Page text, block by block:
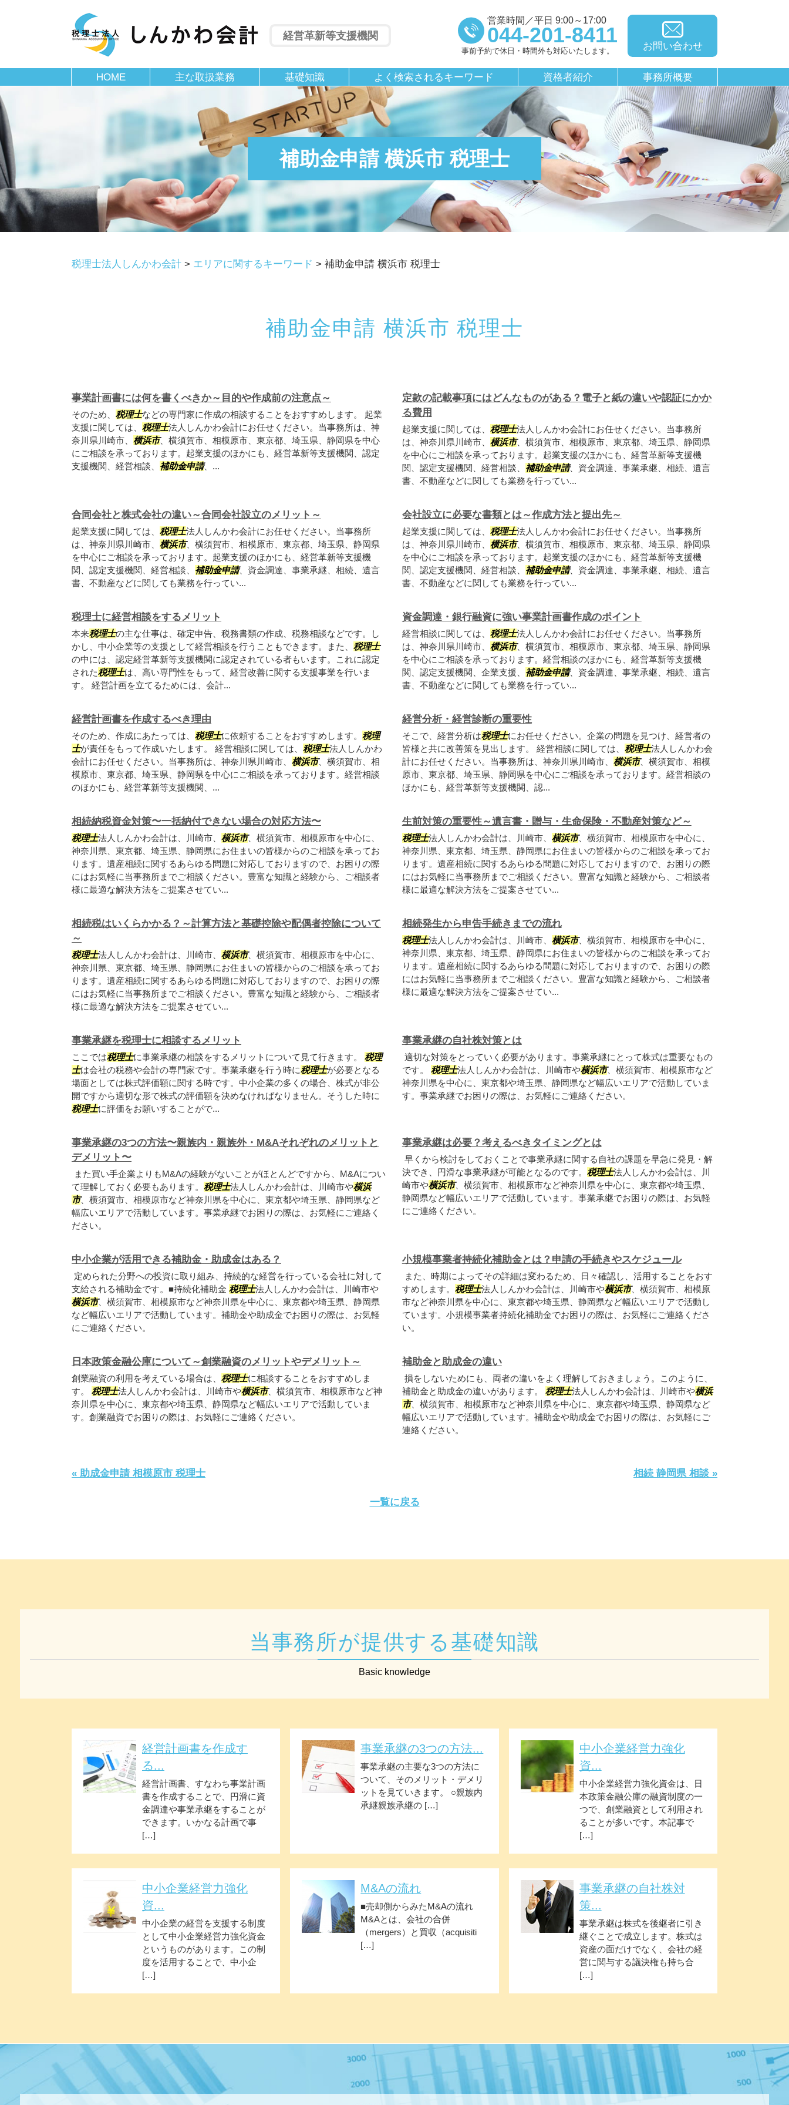
補助金申請 横浜市 税理士
経営革新等支援機関
営業時間／平日 9:00～17:00
044-201-8411
事前予約で休日・時間外も対応いたします。 お問い合わせ
HOME 主な取扱業務 基礎知識 よく検索されるキーワード 資格者紹介 事務所概要
税理士法人しんかわ会計 > エリアに関するキーワード > 補助金申請 横浜市 税理士
補助金申請 横浜市 税理士
事業計画書には何を書くべきか～目的や作成前の注意点～
そのため、 税理士などの専門家に作成の相談することをおすすめします。 起業
支援に関しては、 税理士法人しんかわ会計にお任せください。当事務所は、神
奈川県川崎市、 横浜市、横須賀市、相模原市、東京都、埼玉県、静岡県を中心
にご相談を承っております。起業支援のほかにも、経営革新等支援機関、認定
支援機関、経営相談、 補助金申請、...
定款の記載事項にはどんなものがある？電子と紙の違いや認証にかか
る費用
起業支援に関しては、 税理士法人しんかわ会計にお任せください。当事務所
は、神奈川県川崎市、 横浜市、横須賀市、相模原市、東京都、埼玉県、静岡県
を中心にご相談を承っております。起業支援のほかにも、経営革新等支援機
関、認定支援機関、経営相談、 補助金申請、資金調達、事業承継、相続、遺言
書、不動産などに関しても業務を行ってい...
合同会社と株式会社の違い～合同会社設立のメリット～
起業支援に関しては、 税理士法人しんかわ会計にお任せください。当事務所
は、神奈川県川崎市、 横浜市、横須賀市、相模原市、東京都、埼玉県、静岡県
を中心にご相談を承っております。起業支援のほかにも、経営革新等支援機
関、認定支援機関、経営相談、 補助金申請、資金調達、事業承継、相続、遺言
書、不動産などに関しても業務を行ってい...
会社設立に必要な書類とは～作成方法と提出先～
起業支援に関しては、 税理士法人しんかわ会計にお任せください。当事務所
は、神奈川県川崎市、 横浜市、横須賀市、相模原市、東京都、埼玉県、静岡県
を中心にご相談を承っております。起業支援のほかにも、経営革新等支援機
関、認定支援機関、経営相談、 補助金申請、資金調達、事業承継、相続、遺言
書、不動産などに関しても業務を行ってい...
税理士に経営相談をするメリット
本来税理士の主な仕事は、確定申告、税務書類の作成、税務相談などです。し
かし、中小企業等の支援として経営相談を行うこともできます。また、 税理士
の中には、認定経営革新等支援機関に認定されている者もいます。これに認定
された税理士は、高い専門性をもって、経営改善に関する支援事業を行いま
す。 経営計画を立てるためには、会計...
資金調達・銀行融資に強い事業計画書作成のポイント
経営相談に関しては、 税理士法人しんかわ会計にお任せください。当事務所
は、神奈川県川崎市、 横浜市、横須賀市、相模原市、東京都、埼玉県、静岡県
を中心にご相談を承っております。経営相談のほかにも、経営革新等支援機
関、認定支援機関、企業支援、 補助金申請、資金調達、事業承継、相続、遺言
書、不動産などに関しても業務を行ってい...
経営計画書を作成するべき理由
そのため、作成にあたっては、 税理士に依頼することをおすすめします。 税理
士が責任をもって作成いたします。 経営相談に関しては、 税理士法人しんかわ
会計にお任せください。当事務所は、神奈川県川崎市、 横浜市、横須賀市、相
模原市、東京都、埼玉県、静岡県を中心にご相談を承っております。経営相談
のほかにも、経営革新等支援機関、...
経営分析・経営診断の重要性
そこで、経営分析は税理士にお任せください。企業の問題を見つけ、経営者の
皆様と共に改善策を見出します。 経営相談に関しては、 税理士法人しんかわ会
計にお任せください。当事務所は、神奈川県川崎市、 横浜市、横須賀市、相模
原市、東京都、埼玉県、静岡県を中心にご相談を承っております。経営相談の
ほかにも、経営革新等支援機関、認...
相続納税資金対策〜一括納付できない場合の対応方法〜
税理士法人しんかわ会計は、川崎市、 横浜市、横須賀市、相模原市を中心に、
神奈川県、東京都、埼玉県、静岡県にお住まいの皆様からのご相談を承ってお
ります。遺産相続に関するあらゆる問題に対応しておりますので、お困りの際
にはお気軽に当事務所までご相談ください。豊富な知識と経験から、ご相談者
様に最適な解決方法をご提案させてい...
生前対策の重要性～遺言書・贈与・生命保険・不動産対策など～
税理士法人しんかわ会計は、川崎市、 横浜市、横須賀市、相模原市を中心に、
神奈川県、東京都、埼玉県、静岡県にお住まいの皆様からのご相談を承ってお
ります。遺産相続に関するあらゆる問題に対応しておりますので、お困りの際
にはお気軽に当事務所までご相談ください。豊富な知識と経験から、ご相談者
様に最適な解決方法をご提案させてい...
相続税はいくらかかる？～計算方法と基礎控除や配偶者控除について
～
税理士法人しんかわ会計は、川崎市、 横浜市、横須賀市、相模原市を中心に、
神奈川県、東京都、埼玉県、静岡県にお住まいの皆様からのご相談を承ってお
ります。遺産相続に関するあらゆる問題に対応しておりますので、お困りの際
にはお気軽に当事務所までご相談ください。豊富な知識と経験から、ご相談者
様に最適な解決方法をご提案させてい...
相続発生から申告手続きまでの流れ
税理士法人しんかわ会計は、川崎市、 横浜市、横須賀市、相模原市を中心に、
神奈川県、東京都、埼玉県、静岡県にお住まいの皆様からのご相談を承ってお
ります。遺産相続に関するあらゆる問題に対応しておりますので、お困りの際
にはお気軽に当事務所までご相談ください。豊富な知識と経験から、ご相談者
様に最適な解決方法をご提案させてい...
事業承継を税理士に相談するメリット
ここでは税理士に事業承継の相談をするメリットについて見て行きます。 税理
士は会社の税務や会計の専門家です。事業承継を行う時に税理士が必要となる
場面としては株式評価額に関する時です。中小企業の多くの場合、株式が非公
開ですから適切な形で株式の評価額を決めなければなりません。そうした時に
税理士に評価をお願いすることがで...
事業承継の自社株対策とは
適切な対策をとっていく必要があります。事業承継にとって株式は重要なもの
です。 税理士法人しんかわ会計は、川崎市や横浜市、横須賀市、相模原市など
神奈川県を中心に、東京都や埼玉県、静岡県など幅広いエリアで活動していま
す。事業承継でお困りの際は、お気軽にご連絡ください。
事業承継の3つの方法〜親族内・親族外・M&Aそれぞれのメリットと
デメリット〜
また買い手企業よりもM&Aの経験がないことがほとんどですから、M&Aについ
て理解しておく必要もあります。 税理士法人しんかわ会計は、川崎市や横浜
市、横須賀市、相模原市など神奈川県を中心に、東京都や埼玉県、静岡県など
幅広いエリアで活動しています。事業承継でお困りの際は、お気軽にご連絡く
ださい。
事業承継は必要？考えるべきタイミングとは
早くから検討をしておくことで事業承継に関する自社の課題を早急に発見・解
決でき、円滑な事業承継が可能となるのです。 税理士法人しんかわ会計は、川
崎市や横浜市、横須賀市、相模原市など神奈川県を中心に、東京都や埼玉県、
静岡県など幅広いエリアで活動しています。事業承継でお困りの際は、お気軽
にご連絡ください。
中小企業が活用できる補助金・助成金はある？
定められた分野への投資に取り組み、持続的な経営を行っている会社に対して
支給される補助金です。■持続化補助金 税理士法人しんかわ会計は、川崎市や
横浜市、横須賀市、相模原市など神奈川県を中心に、東京都や埼玉県、静岡県
など幅広いエリアで活動しています。補助金や助成金でお困りの際は、お気軽
にご連絡ください。
小規模事業者持続化補助金とは？申請の手続きやスケジュール
また、時期によってその詳細は変わるため、日々確認し、活用することをおす
すめします。 税理士法人しんかわ会計は、川崎市や横浜市、横須賀市、相模原
市など神奈川県を中心に、東京都や埼玉県、静岡県など幅広いエリアで活動し
ています。小規模事業者持続化補助金でお困りの際は、お気軽にご連絡くださ
い。
日本政策金融公庫について～創業融資のメリットやデメリット～
創業融資の利用を考えている場合は、 税理士に相談することをおすすめしま
す。 税理士法人しんかわ会計は、川崎市や横浜市、横須賀市、相模原市など神
奈川県を中心に、東京都や埼玉県、静岡県など幅広いエリアで活動していま
す。創業融資でお困りの際は、お気軽にご連絡ください。
補助金と助成金の違い
損をしないためにも、両者の違いをよく理解しておきましょう。このように、
補助金と助成金の違いがあります。 税理士法人しんかわ会計は、川崎市や横浜
市、横須賀市、相模原市など神奈川県を中心に、東京都や埼玉県、静岡県など
幅広いエリアで活動しています。補助金や助成金でお困りの際は、お気軽にご
連絡ください。
« 助成金申請 相模原市 税理士 相続 静岡県 相談 »
一覧に戻る
当事務所が提供する基礎知識
Basic knowledge
経営計画書を作成す
る...
経営計画書、すなわち事業計画
書を作成することで、円滑に資
金調達や事業承継をすることが
できます。いかなる計画で事
[…]
事業承継の3つの方法...
事業承継の主要な3つの方法に
ついて、そのメリット・デメリ
ットを見ていきます。 ○親族内
承継親族承継の […]
中小企業経営力強化
資...
中小企業経営力強化資金は、日
本政策金融公庫の融資制度の一
つで、創業融資として利用され
ることが多いです。本記事で
[…]
中小企業経営力強化
資...
中小企業の経営を支援する制度
として中小企業経営力強化資金
というものがあります。この制
度を活用することで、中小企
[…]
M&Aの流れ
■売却側からみたM&Aの流れ
M&Aとは、会社の合併
（mergers）と買収（acquisiti
[…]
事業承継の自社株対
策...
事業承継は株式を後継者に引き
継ぐことで成立します。株式は
資産の面だけでなく、会社の経
営に関与する議決権も持ち合
[…]